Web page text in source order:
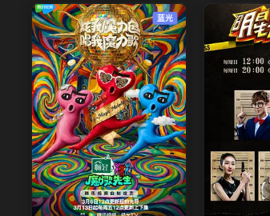
20250923 20250925
蓝光